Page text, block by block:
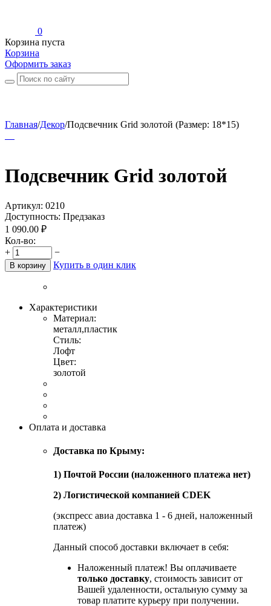
0
Корзина пуста
Корзина
Оформить заказ
Главная/Декор/Подсвечник Grid золотой (Размер: 18*15)
Подсвечник Grid золотой
Артикул: 0210
Доступность: Предзаказ
1 090.00 ₽
Кол-во:
+
−
В корзину Купить в один клик
Характеристики
Материал:
металл,пластик
Стиль:
Лофт
Цвет:
золотой
Оплата и доставка
Доставка по Крыму:
1) Почтой России (наложенного платежа нет)
2) Логистической компанией CDEK
(экспресс авиа доставка 1 - 6 дней, наложенный
платеж)
Данный способ доставки включает в себя:
Наложенный платеж! Вы оплачиваете
только доставку, стоимость зависит от
Вашей удаленности, остальную сумму за
товар платите курьеру при получении.